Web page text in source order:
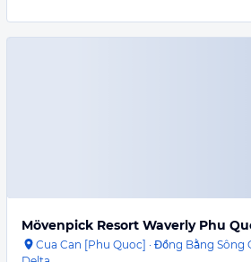
Mövenpick Resort Waverly Phu
Cua Can [Phu Quoc] · Đồng Bằng Sông